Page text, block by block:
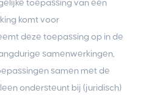
toepassing van een
komt voor
deze toepassing op in de
samenwerkingen,
samen met de
ondersteunt bij (juridisch)